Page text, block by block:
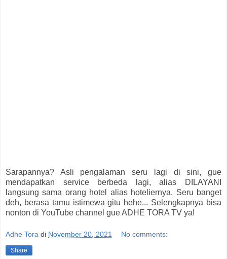
Sarapannya? Asli pengalaman seru lagi di sini, gue
mendapatkan service berbeda lagi, alias DILAYANI
langsung sama orang hotel alias hoteliernya. Seru banget
deh, berasa tamu istimewa gitu hehe... Selengkapnya bisa
nonton di YouTube channel gue ADHE TORA TV ya!
Adhe Tora di November 20, 2021 No comments:
Share